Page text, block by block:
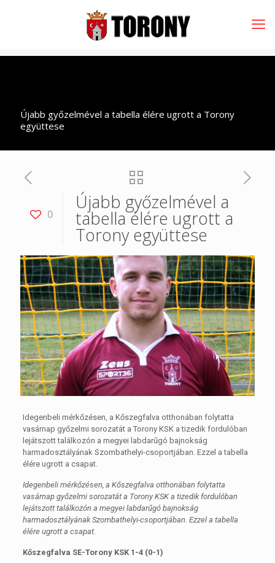
Újabb győzelmével a tabella élére ugrott a Torony
együttese
0
Újabb győzelmével a
tabella élére ugrott a
Torony együttese
Idegenbeli mérkőzésen, a Kőszegfalva otthonában folytatta
vasárnap győzelmi sorozatát a Torony KSK a tizedik fordulóban
lejátszott találkozón a megyei labdarűgó bajnokság
harmadosztályának Szombathelyi-csoportjában. Ezzel a tabella
élére ugrott a csapat.
Idegenbeli mérkőzésen, a Kőszegfalva otthonában folytatta
vasárnap győzelmi sorozatát a Torony KSK a tizedik fordulóban
lejátszott találkozón a megyei labdarűgó bajnokság
harmadosztályának Szombathelyi-csoportjában. Ezzel a tabella
élére ugrott a csapat.
Kőszegfalva SE-Torony KSK 1-4 (0-1)